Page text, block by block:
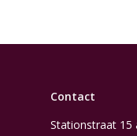
Contact
Stationstraat 15